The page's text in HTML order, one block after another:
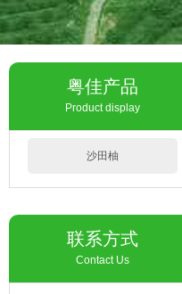
粤佳产品
Product display
沙田柚
联系方式
Contact Us